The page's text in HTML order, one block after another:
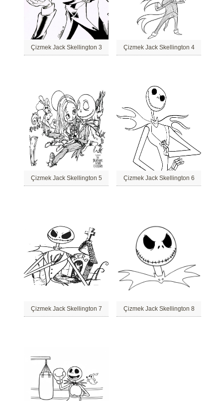
Çizmek Jack Skellington 3 Çizmek Jack Skellington 4
Çizmek Jack Skellington 5 Çizmek Jack Skellington 6
Çizmek Jack Skellington 7 Çizmek Jack Skellington 8